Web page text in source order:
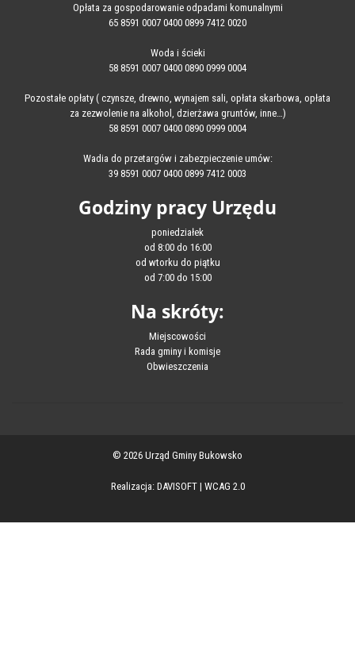
Opłata za gospodarowanie odpadami komunalnymi
65 8591 0007 0400 0899 7412 0020
Woda i ścieki
58 8591 0007 0400 0890 0999 0004
Pozostałe opłaty ( czynsze, drewno, wynajem sali, opłata skarbowa, opłata
za zezwolenie na alkohol, dzierżawa gruntów, inne…)
58 8591 0007 0400 0890 0999 0004
Wadia do przetargów i zabezpieczenie umów:
39 8591 0007 0400 0899 7412 0003
Godziny pracy Urzędu
poniedziałek
od 8:00 do 16:00
od wtorku do piątku
od 7:00 do 15:00
Na skróty:
Miejscowości
Rada gminy i komisje
Obwieszczenia
© 2026 Urząd Gminy Bukowsko
Realizacja: DAVISOFT| WCAG 2.0